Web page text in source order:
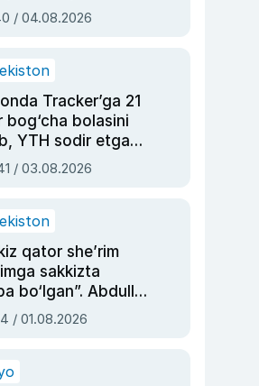
boshqara
qolishidan xavotir
/ 04.08.2026
Tracker’ga 21
bog‘cha bolasini
YTH sodir etgan
sud hukmi o‘qildi
/ 03.08.2026
qator she’rim
sakkizta
bo‘lgan”. Abdulla
siyosiy
asrab
/ 01.08.2026